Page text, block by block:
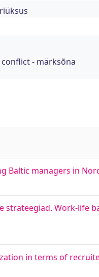
- märksõna
Baltic managers in
strateegiad. Work-life
in terms of